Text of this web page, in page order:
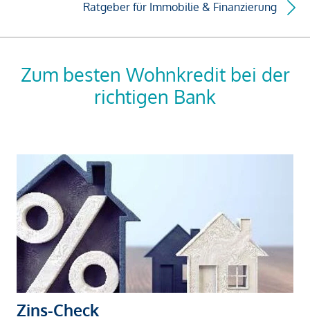
Ratgeber für Immobilie & Finanzierung
Zum besten Wohnkredit bei der
richtigen Bank
Zins-Check